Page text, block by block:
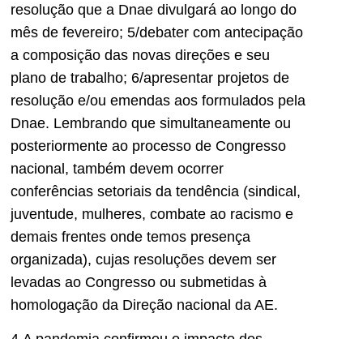
resolução que a Dnae divulgará ao longo do
mês de fevereiro; 5/debater com antecipação
a composição das novas direções e seu
plano de trabalho; 6/apresentar projetos de
resolução e/ou emendas aos formulados pela
Dnae. Lembrando que simultaneamente ou
posteriormente ao processo de Congresso
nacional, também devem ocorrer
conferências setoriais da tendência (sindical,
juventude, mulheres, combate ao racismo e
demais frentes onde temos presença
organizada), cujas resoluções devem ser
levadas ao Congresso ou submetidas à
homologação da Direção nacional da AE.